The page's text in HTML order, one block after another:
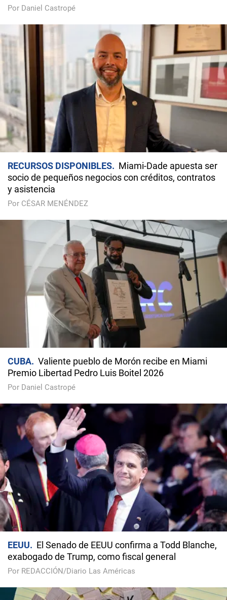
Por Daniel Castropé
RECURSOS DISPONIBLES
Miami-Dade apuesta ser
socio de pequeños negocios con créditos, contratos
y asistencia
Por CÉSAR MENÉNDEZ
CUBA
Valiente pueblo de Morón recibe en Miami
Premio Libertad Pedro Luis Boitel 2026
Por Daniel Castropé
EEUU
El Senado de EEUU confirma a Todd Blanche,
exabogado de Trump, como fiscal general
Por REDACCIÓN/Diario Las Américas